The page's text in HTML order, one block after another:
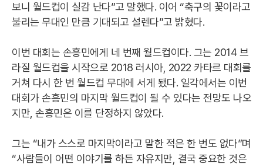
보니 월드컵이 실감 난다”고 말했다. 이어 “축구의 꽃이라고
불리는 무대인 만큼 기대되고 설렌다”고 밝혔다.
이번 대회는 손흥민에게 네 번째 월드컵이다. 그는 2014 브
라질 월드컵을 시작으로 2018 러시아, 2022 카타르 대회를
거쳐 다시 한 번 월드컵 무대에 서게 됐다. 일각에서는 이번
대회가 손흥민의 마지막 월드컵이 될 수 있다는 전망도 나오
지만, 손흥민은 이를 단정하지 않았다.
그는 “내가 스스로 마지막이라고 말한 적은 한 번도 없다”며
“사람들이 어떤 이야기를 하든 자유지만, 결국 중요한 것은